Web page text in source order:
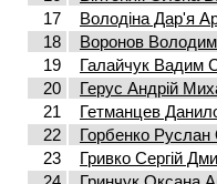
17
Володіна Дар'я
18
Воронов
19
Галайчук Вадим
20
Герус Андрій
21
Гетманцев
22
Горбенко
23
Гривко Сергій